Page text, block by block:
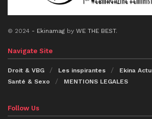
© 2024 - Ekinamag by WE THE BEST.
Navigate Site
Droit & VBG Les inspirantes Ekina Actu
Santé & Sexo
MENTIONS LEGALES
Follow Us